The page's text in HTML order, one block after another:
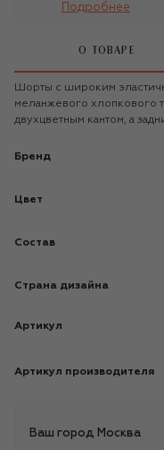
Подробнее
О ТОВАРЕ
Шорты с широким
меланжевого хлопкового
двухцветным кантом, а
Бренд
Цвет
Состав
Страна дизайна
Артикул
Артикул производителя
Ваш город Москва